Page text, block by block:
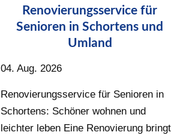
Renovierungsservice für
Senioren in Schortens und
Umland
04. Aug. 2026
Renovierungsservice für Senioren in
Schortens: Schöner wohnen und
leichter leben Eine Renovierung bringt